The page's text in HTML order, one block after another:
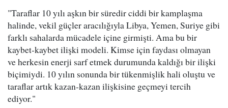
"Taraflar 10 yılı aşkın bir süredir ciddi bir kamplaşma
halinde, vekil güçler aracılığıyla Libya, Yemen, Suriye gibi
farklı sahalarda mücadele içine girmişti. Ama bu bir
kaybet-kaybet ilişki modeli. Kimse için faydası olmayan
ve herkesin enerji sarf etmek durumunda kaldığı bir ilişki
biçimiydi. 10 yılın sonunda bir tükenmişlik hali oluştu ve
taraflar artık kazan-kazan ilişkisine geçmeyi tercih
ediyor."